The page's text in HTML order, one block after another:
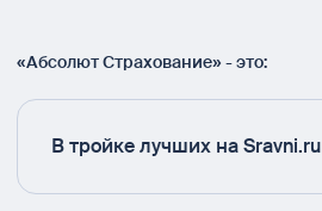
«Абсолют Страхование» - это:
В тройке лучших на Sravni.ru